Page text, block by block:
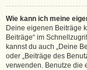
Wie kann ich meine
Deine eigenen Beiträge
Beiträge“ im
kannst du auch „Deine
oder „Beiträge des
verwenden. Benutze die